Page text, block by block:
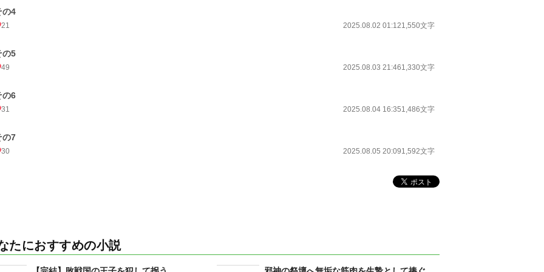
の4
21 2025.08.02 01:121,550文字
の5
49 2025.08.03 21:461,330文字
の6
31 2025.08.04 16:351,486文字
の7
30 2025.08.05 20:091,592文字
たにおすすめの小説